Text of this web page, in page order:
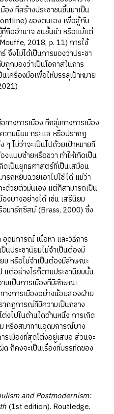
อง ที่สร้างประชาชนขึ้นมาเป็น
ของตนเอง เพื่อสู้กับ
ถืออำนาจ ชนชั้นนำ หรือแม้แต่
2018, p. 11) การใช้
งไม่ได้เป็นการมองว่าประชา
กมองว่าเป็นโอกาสในการ
เครื่องมือเพื่อให้บรรลุเป้าหมาย
งการเมือง ที่กลุ่มทางการเมือง
วามนิยม กระแส หรือปรากฎ
ไม่ว่าจะเป็นไปด้วยเป้าหมายที่
แบบซ้ายหรือขวา ทำให้เกิดเป็น
ดเป็นยุทธศาสตร์ที่เป็นเสมือน
รถหยิบฉวยเอาไปใช้ได้ แม้ว่า
ด้วยตัวมันเอง แต่ก็สามารถเป็น
งบางอย่างได้ เช่น เสรีนิยม
มาร์กซิสม์ (Brass, 2000) ซึ่ง
ดมการณ์ เนื้อหา และวิธีการ
นประชานิยมไม่จำเป็นต้องมี
หรือไม่จำเป็นต้องมีลักษณะ
แต่อย่างไรก็ตามประชานิยมนั้น
มเป็นการเมืองที่มีลักษณะ
างการเมืองอย่างน้อยสองฝ่าย
กฎการณ์ที่มีความเป็นกลาง
งไปในด้านใดด้านหนึ่ง การเกิด
หรือสมาทานอุดมการณ์บาง
รเมืองที่สุดโต่งอยู่เสมอ ส่วนจะ
ก็คงจะเป็นเรื่องที่บรรทัดของ
and Postmodernism:
(1st edition). Routledge.